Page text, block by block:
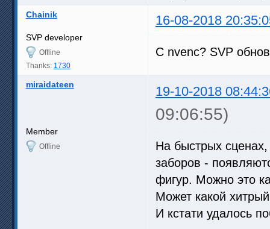
Chainik 16-08-2018
SVP developer
Offline
Thanks: 1730
С nvenc? SVP
miraidateen 19-10-2018
09:06:55)
Member
Offline
На быстрых
заборов -
фигур. Можно это
Может какой
И кстати удалось